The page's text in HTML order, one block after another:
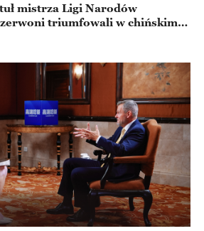
mistrza Ligi Narodów
triumfowali w chińskim